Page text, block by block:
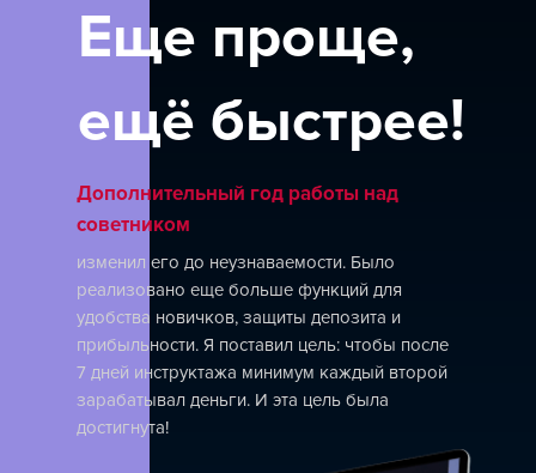
Дополнительный год работы над
советником
Еще проще,
ещё быстрее!
изменил его до неузнаваемости. Было
реализовано еще больше функций для
удобства новичков, защиты депозита и
прибыльности. Я поставил цель: чтобы после
7 дней инструктажа минимум каждый второй
зарабатывал деньги. И эта цель была
достигнута!